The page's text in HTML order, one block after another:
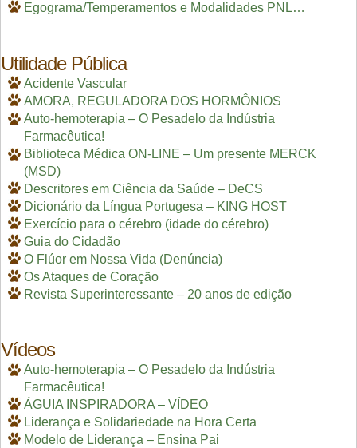
Egograma/Temperamentos e Modalidades PNL…
Utilidade Pública
Acidente Vascular
AMORA, REGULADORA DOS HORMÔNIOS
Auto-hemoterapia – O Pesadelo da Indústria
Farmacêutica!
Biblioteca Médica ON-LINE – Um presente MERCK
(MSD)
Descritores em Ciência da Saúde – DeCS
Dicionário da Língua Portugesa – KING HOST
Exercício para o cérebro (idade do cérebro)
Guia do Cidadão
O Flúor em Nossa Vida (Denúncia)
Os Ataques de Coração
Revista Superinteressante – 20 anos de edição
Vídeos
Auto-hemoterapia – O Pesadelo da Indústria
Farmacêutica!
ÁGUIA INSPIRADORA – VÍDEO
Liderança e Solidariedade na Hora Certa
Modelo de Liderança – Ensina Pai